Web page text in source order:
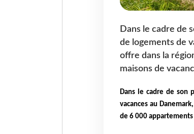
Dans le cadre de
de logements de
offre dans la
maisons de
Dans le cadre de son
vacances au
de 6 000 appartements